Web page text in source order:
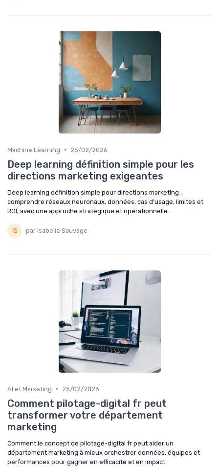
Machine Learning • 25/02/2026
Deep learning définition simple pour les
directions marketing exigeantes
Deep learning définition simple pour directions marketing :
comprendre réseaux neuronaux, données, cas d’usage, limites et
ROI, avec une approche stratégique et opérationnelle.
par Isabelle Sauvage
AI et Marketing • 25/02/2026
Comment pilotage-digital fr peut
transformer votre département
marketing
Comment le concept de pilotage-digital fr peut aider un
département marketing à mieux orchestrer données, équipes et
performances pour gagner en efficacité et en impact.